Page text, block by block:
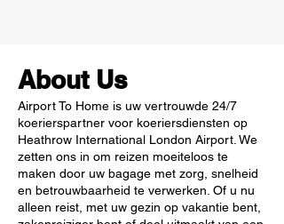
About Us
Airport To Home is uw vertrouwde 24/7
koerierspartner voor koeriersdiensten op
Heathrow International London Airport. We
zetten ons in om reizen moeiteloos te
maken door uw bagage met zorg, snelheid
en betrouwbaarheid te verwerken. Of u nu
alleen reist, met uw gezin op vakantie bent,